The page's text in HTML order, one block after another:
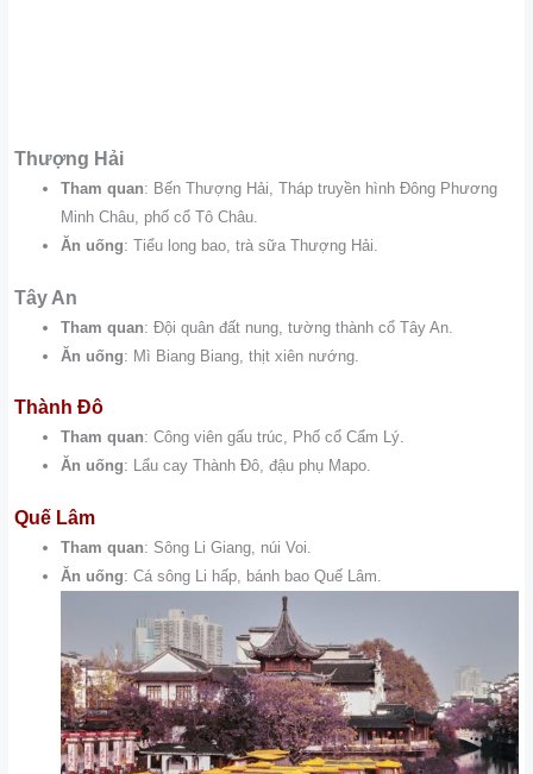
Thượng Hải
Tham quan: Bến Thượng Hải, Tháp truyền hình Đông Phương
Minh Châu, phố cổ Tô Châu.
Ăn uống: Tiểu long bao, trà sữa Thượng Hải.
Tây An
Tham quan: Đội quân đất nung, tường thành cổ Tây An.
Ăn uống: Mì Biang Biang, thịt xiên nướng.
Thành Đô
Tham quan: Công viên gấu trúc, Phố cổ Cẩm Lý.
Ăn uống: Lẩu cay Thành Đô, đậu phụ Mapo.
Quế Lâm
Tham quan: Sông Li Giang, núi Voi.
Ăn uống: Cá sông Li hấp, bánh bao Quế Lâm.